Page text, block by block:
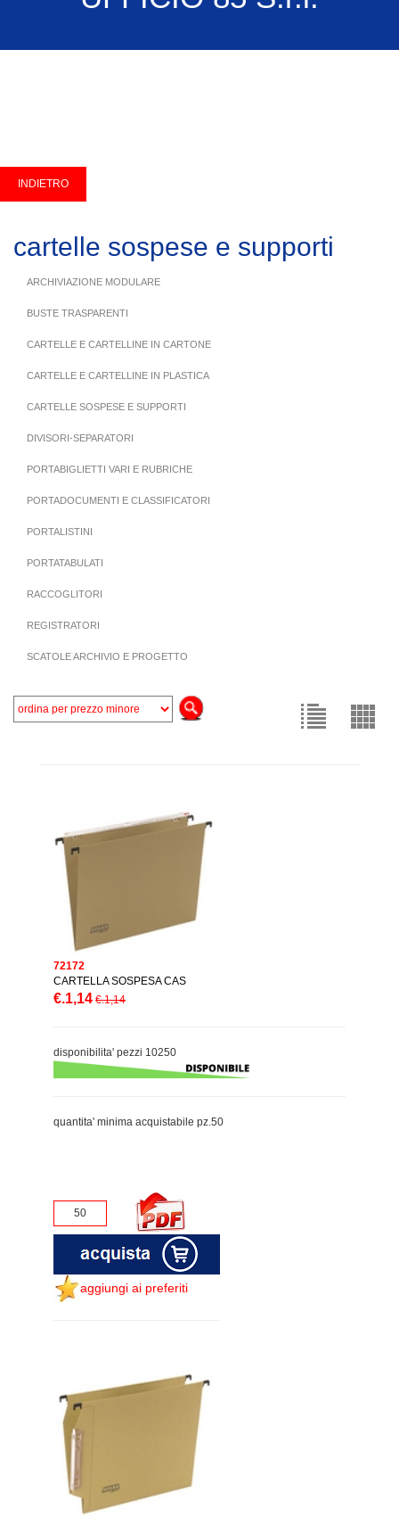
cartelle sospese e supporti
ARCHIVIAZIONE MODULARE
BUSTE TRASPARENTI
CARTELLE E CARTELLINE IN CARTONE
CARTELLE E CARTELLINE IN PLASTICA
CARTELLE SOSPESE E SUPPORTI
DIVISORI-SEPARATORI
PORTABIGLIETTI VARI E RUBRICHE
PORTADOCUMENTI E CLASSIFICATORI
PORTALISTINI
PORTATABULATI
RACCOGLITORI
REGISTRATORI
SCATOLE ARCHIVIO E PROGETTO
72172
CARTELLA SOSPESA CAS
€.1,14 €.1,14
disponibilita' pezzi 10250
quantita' minima acquistabile pz.50
aggiungi ai preferiti